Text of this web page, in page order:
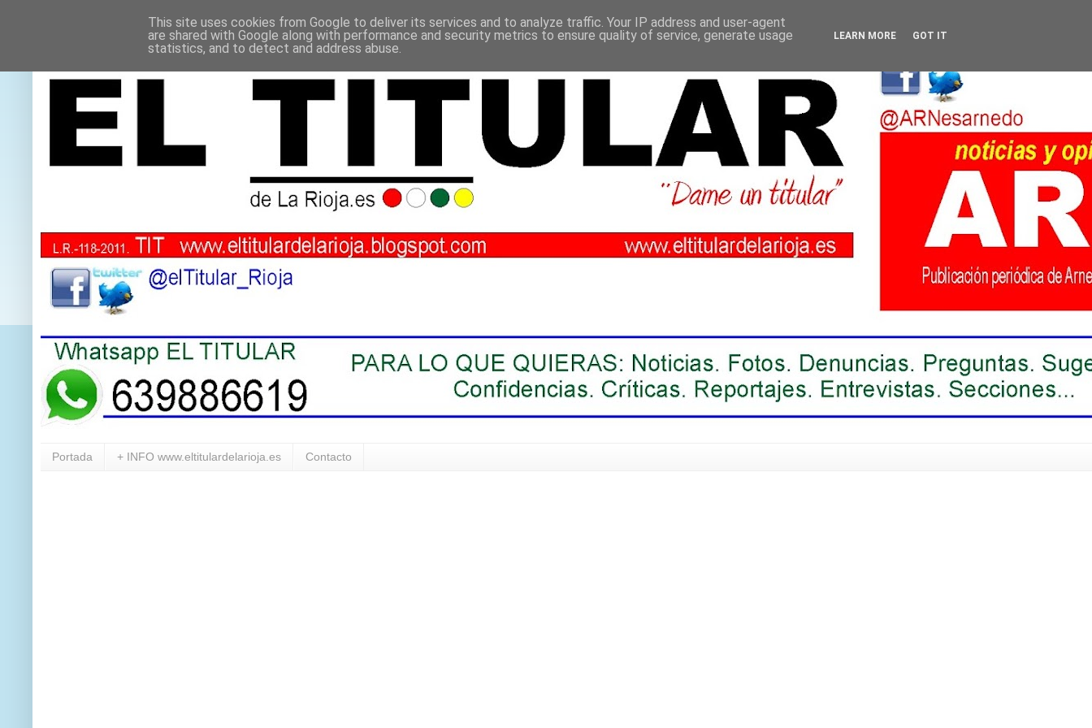
Portada + INFO www.eltitulardelarioja.es Contacto
This site uses cookies from Google to deliver its services and to analyze traffic. Your IP address and user-agent
are shared with Google along with performance and security metrics to ensure quality of service, generate usage
statistics, and to detect and address abuse.
LEARN MORE GOT IT